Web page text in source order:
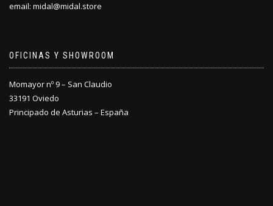
email: midal@midal.store
OFICINAS Y SHOWROOM
Momayor nº 9 – San Claudio
33191 Oviedo
Principado de Asturias – España